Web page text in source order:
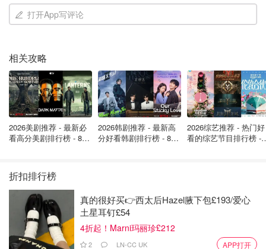
应中文主导的商业环境、独特科技生态（如微信），文化隔
国际声誉提升：高速铁路与电动汽车成新名片
皮尤调查显示，希腊、德国等多国民众视中国为头号经济强
国。非洲赴华留学生数量已超美英，重庆等城市因短视频走
红成为外国游客新宠。
K签证未来：机遇还是挑战？
国际人才的“金钥匙”，抑或受民族主义情绪影响而步履维
艰？这场人才争夺战的结局，仍待时间验证。
英国这点事儿
打开App写评论
相关攻略
2026美剧推荐 - 最新必
看高分美剧排行榜 - 8月
2026韩剧推荐 - 最新高
分好看韩剧排行榜 - 8月
2026综艺推荐 - 热门好
看的综艺节目排行榜 -
折扣排行榜
真的很好买👉西太后Hazel腋下包£193/爱心
土星耳钉£54
4折起！Marni玛丽珍£212
2 LN-CC UK APP打开